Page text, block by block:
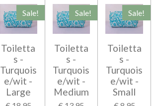
Sale!
Toiletta
s -
Turquois
e/wit -
Large
Sale!
Toiletta
s -
Turquois
e/wit -
Medium
Sale!
Toiletta
s -
Turquois
e/wit -
Small